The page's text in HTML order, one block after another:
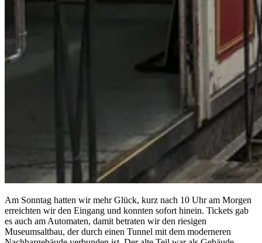
Am Sonntag hatten wir mehr Glück, kurz nach 10 Uhr am Morgen
erreichten wir den Eingang und konnten sofort hinein. Tickets gab
es auch am Automaten, damit betraten wir den riesigen
Museumsaltbau, der durch einen Tunnel mit dem moderneren